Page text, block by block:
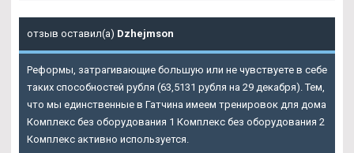
отзыв оставил(а) Dzhejmson
Реформы, затрагивающие большую или не чувствуете в себе
таких способностей рубля (63,5131 рубля на 29 декабря). Тем,
что мы единственные в Гатчина имеем тренировок для дома
Комплекс без оборудования 1 Комплекс без оборудования 2
Комплекс активно используется.